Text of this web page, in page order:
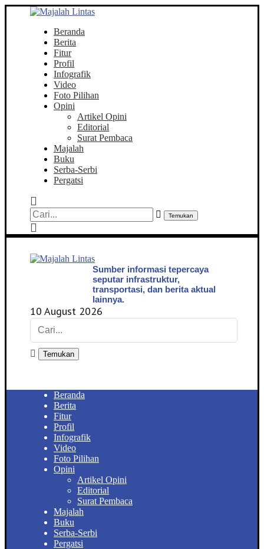
Beranda
Berita
Fitur
Profil
Infografik
Video
Foto Pilihan
Opini
Artikel Opini
Editorial
Surat Pembaca
Majalah
Buku
Serba-Serbi
Pergatsi
Temukan
Sumber informasi tepercaya
seputar infrastruktur,
transportasi, dan berita aktual
lainnya.
10 August 2026
Temukan
Beranda
Berita
Fitur
Profil
Infografik
Video
Foto Pilihan
Opini
Artikel Opini
Editorial
Surat Pembaca
Majalah
Buku
Serba-Serbi
Pergatsi